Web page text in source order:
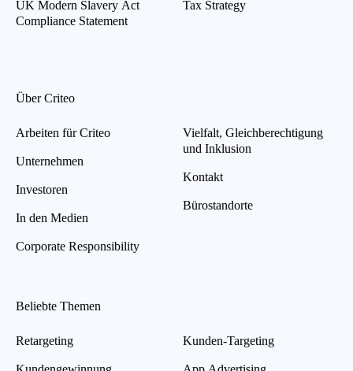
UK Modern Slavery Act
Compliance Statement
Tax Strategy
Über Criteo
Arbeiten für Criteo
Unternehmen
Investoren
In den Medien
Corporate Responsibility
Vielfalt, Gleichberechtigung
und Inklusion
Kontakt
Bürostandorte
Beliebte Themen
Retargeting Kunden-Targeting